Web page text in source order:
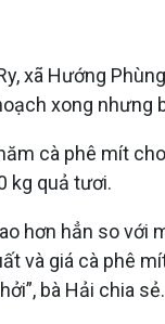
xã Hướng
xong
cà phê mít
kg quả tươi.
hơn hẳn so
và giá cà phê
bà Hải chia sẻ.